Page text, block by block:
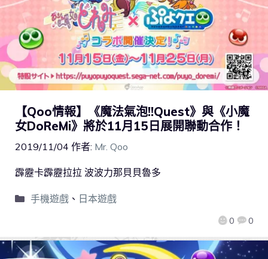
【Qoo情報】《魔法氣泡!!Quest》與《小魔
女DoReMi》將於11月15日展開聯動合作！
2019/11/04 作者: Mr. Qoo
0 0
霹靂卡霹靂拉拉 波波力那貝貝魯多
手機遊戲、 日本遊戲